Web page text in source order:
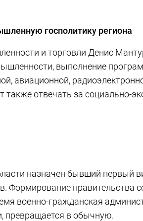
госполитику региона
и торговли Денис
выполнение
авиационной,
отвечать за социально-
назначен бывший первый
Формирование правительства
военно-гражданская
превращается в обычную.